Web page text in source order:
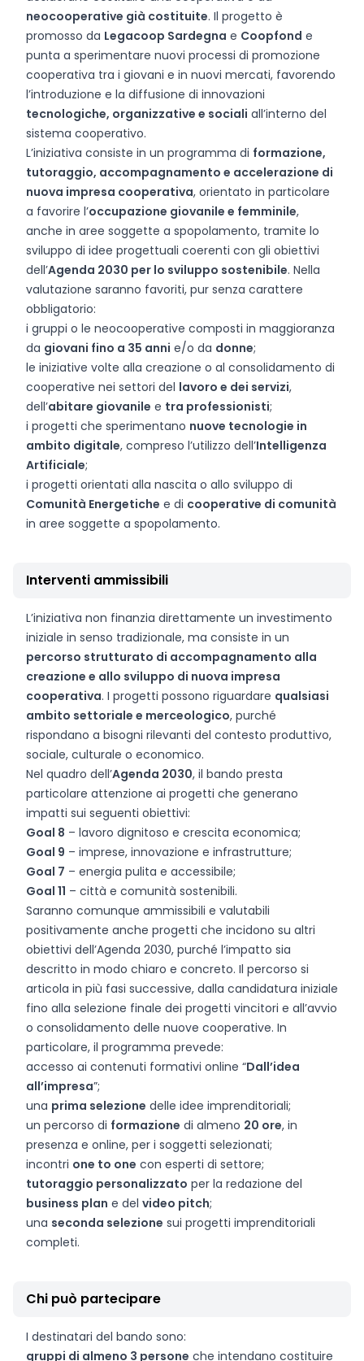
neocooperative già costituite. Il progetto è
promosso da Legacoop Sardegna e Coopfond e
punta a sperimentare nuovi processi di promozione
cooperativa tra i giovani e in nuovi mercati, favorendo
l’introduzione e la diffusione di innovazioni
tecnologiche, organizzative e sociali all’interno del
sistema cooperativo.
L’iniziativa consiste in un programma di formazione,
tutoraggio, accompagnamento e accelerazione di
nuova impresa cooperativa, orientato in particolare
a favorire l’occupazione giovanile e femminile,
anche in aree soggette a spopolamento, tramite lo
sviluppo di idee progettuali coerenti con gli obiettivi
dell’Agenda 2030 per lo sviluppo sostenibile. Nella
valutazione saranno favoriti, pur senza carattere
obbligatorio:
i gruppi o le neocooperative composti in maggioranza
da giovani fino a 35 anni e/o da donne;
le iniziative volte alla creazione o al consolidamento di
cooperative nei settori del lavoro e dei servizi,
dell’abitare giovanile e tra professionisti;
i progetti che sperimentano nuove tecnologie in
ambito digitale, compreso l’utilizzo dell’Intelligenza
Artificiale;
i progetti orientati alla nascita o allo sviluppo di
Comunità Energetiche e di cooperative di comunità
in aree soggette a spopolamento.
Interventi ammissibili
L’iniziativa non finanzia direttamente un investimento
iniziale in senso tradizionale, ma consiste in un
percorso strutturato di accompagnamento alla
creazione e allo sviluppo di nuova impresa
cooperativa. I progetti possono riguardare qualsiasi
ambito settoriale e merceologico, purché
rispondano a bisogni rilevanti del contesto produttivo,
sociale, culturale o economico.
Nel quadro dell’Agenda 2030, il bando presta
particolare attenzione ai progetti che generano
impatti sui seguenti obiettivi:
Goal 8 – lavoro dignitoso e crescita economica;
Goal 9 – imprese, innovazione e infrastrutture;
Goal 7 – energia pulita e accessibile;
Goal 11 – città e comunità sostenibili.
Saranno comunque ammissibili e valutabili
positivamente anche progetti che incidono su altri
obiettivi dell’Agenda 2030, purché l’impatto sia
descritto in modo chiaro e concreto. Il percorso si
articola in più fasi successive, dalla candidatura iniziale
fino alla selezione finale dei progetti vincitori e all’avvio
o consolidamento delle nuove cooperative. In
particolare, il programma prevede:
accesso ai contenuti formativi online “Dall’idea
all’impresa”;
una prima selezione delle idee imprenditoriali;
un percorso di formazione di almeno 20 ore, in
presenza e online, per i soggetti selezionati;
incontri one to one con esperti di settore;
tutoraggio personalizzato per la redazione del
business plan e del video pitch;
una seconda selezione sui progetti imprenditoriali
completi.
Chi può partecipare
I destinatari del bando sono:
gruppi di almeno 3 persone che intendano costituire